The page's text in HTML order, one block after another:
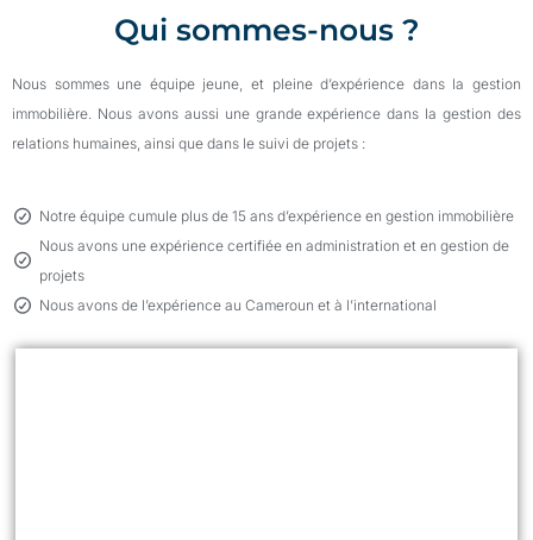
Qui sommes-nous ?
Nous sommes une équipe jeune, et pleine d’expérience dans la gestion
immobilière. Nous avons aussi une grande expérience dans la gestion des
relations humaines, ainsi que dans le suivi de projets :
Notre équipe cumule plus de 15 ans d’expérience en gestion immobilière
Nous avons une expérience certifiée en administration et en gestion de
projets
Nous avons de l’expérience au Cameroun et à l’international